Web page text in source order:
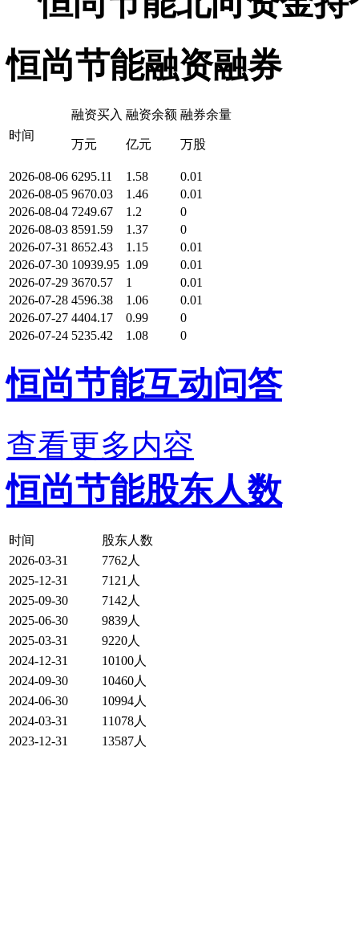
恒尚节能融资融券
时间
融资买入
万元
融资余额
亿元
融券余量
万股
2026-08-06 6295.11 1.58
0.01
2026-08-05 9670.03 1.46
0.01
2026-08-04 7249.67 1.2
0
2026-08-03 8591.59 1.37
0
2026-07-31 8652.43 1.15
0.01
2026-07-30 10939.95 1.09
0.01
2026-07-29 3670.57 1
0.01
2026-07-28 4596.38 1.06
0.01
2026-07-27 4404.17 0.99
0
2026-07-24 5235.42 1.08 0
恒尚节能互动问答
查看更多内容
恒尚节能股东人数
时间
股东人数
2026-03-31
7762人
2025-12-31
7121人
2025-09-30
7142人
2025-06-30
9839人
2025-03-31
9220人
2024-12-31
10100人
2024-09-30
10460人
2024-06-30
10994人
2024-03-31
11078人
2023-12-31
13587人